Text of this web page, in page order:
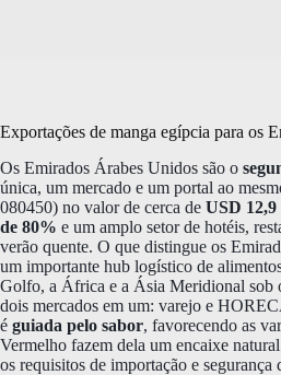
Exportações de manga egípcia para os
Os Emirados Árabes Unidos são o
única, um mercado e um portal ao
080450) no valor de cerca de USD 12,9
de 80% e um amplo setor de hotéis,
verão quente. O que distingue os
um importante hub logístico de
Golfo, a África e a Ásia Meridional sob
dois mercados em um: varejo e
é guiada pelo sabor, favorecendo as
Vermelho fazem dela um encaixe
os requisitos de importação e